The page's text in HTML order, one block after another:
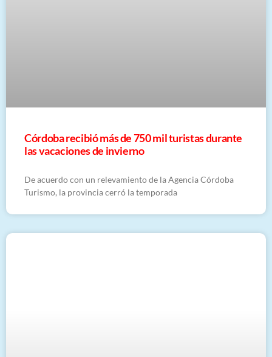
Córdoba recibió más de 750 mil turistas durante
las vacaciones de invierno
De acuerdo con un relevamiento de la Agencia Córdoba
Turismo, la provincia cerró la temporada